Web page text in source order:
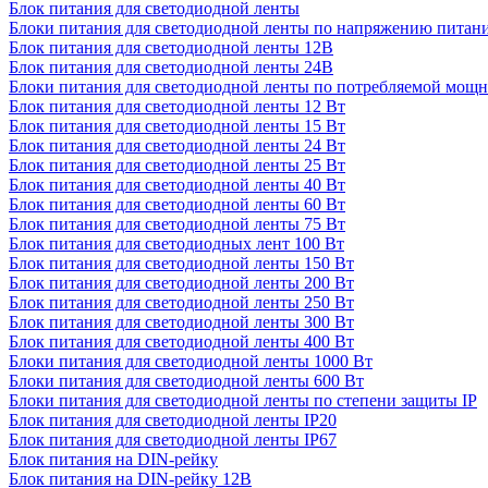
Блок питания для светодиодной ленты
Блоки питания для светодиодной ленты по напряжению
Блок питания для светодиодной ленты 12В
Блок питания для светодиодной ленты 24В
Блоки питания для светодиодной ленты по потребляемой
Блок питания для светодиодной ленты 12 Вт
Блок питания для светодиодной ленты 15 Вт
Блок питания для светодиодной ленты 24 Вт
Блок питания для светодиодной ленты 25 Вт
Блок питания для светодиодной ленты 40 Вт
Блок питания для светодиодной ленты 60 Вт
Блок питания для светодиодной ленты 75 Вт
Блок питания для светодиодных лент 100 Вт
Блок питания для светодиодной ленты 150 Вт
Блок питания для светодиодной ленты 200 Вт
Блок питания для светодиодной ленты 250 Вт
Блок питания для светодиодной ленты 300 Вт
Блок питания для светодиодной ленты 400 Вт
Блоки питания для светодиодной ленты 1000 Вт
Блоки питания для светодиодной ленты 600 Вт
Блоки питания для светодиодной ленты по степени защиты IP
Блок питания для светодиодной ленты IP20
Блок питания для светодиодной ленты IP67
Блок питания на DIN-рейку
Блок питания на DIN-рейку 12В